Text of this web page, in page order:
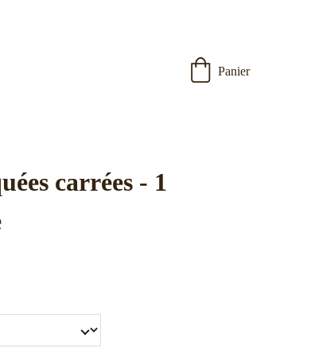
Panier
carrées - 1